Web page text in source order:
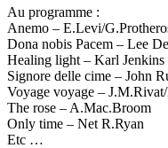
Au programme :
Anemo – E.Levi/
Dona nobis Pacem – Lee
Healing light – Karl Jenkins
Signore delle cime – John
Voyage voyage –
The rose – A.Mac.Broom
Only time – Net R.Ryan
Etc …